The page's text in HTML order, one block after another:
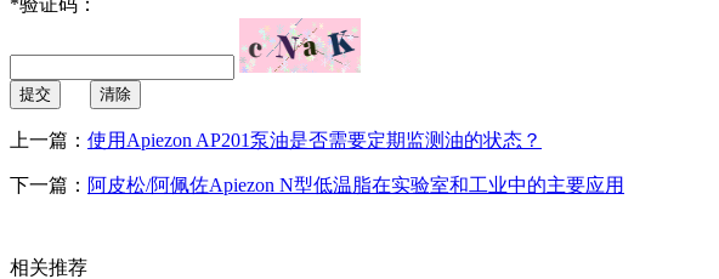
提交 清除
上一篇： 使用Apiezon AP201泵油是否需要定期监测油的状态？
下一篇： 阿皮松/阿佩佐Apiezon N型低温脂在实验室和工业中的主要应用
相关推荐